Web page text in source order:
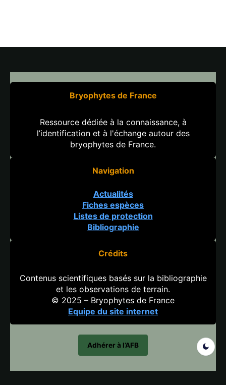
Bryophytes de France
Ressource dédiée à la connaissance, à
l’identification et à l'échange autour des
bryophytes de France.
Navigation
Actualités
Fiches espèces
Listes de protection
Bibliographie
Crédits
Contenus scientifiques basés sur la bibliographie
et les observations de terrain.
© 2025 – Bryophytes de France
Equipe du site internet
Adhérer à l’AFB